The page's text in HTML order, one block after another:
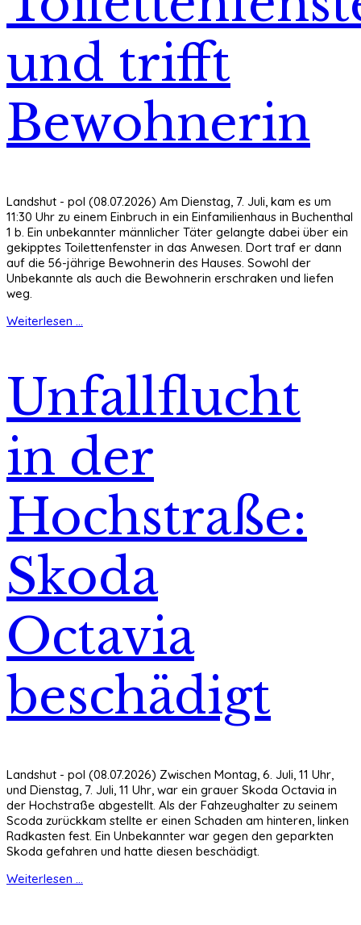
und trifft
Bewohnerin
Landshut - pol (08.07.2026) Am Dienstag, 7. Juli, kam es um
11:30 Uhr zu einem Einbruch in ein Einfamilienhaus in Buchenthal
1 b. Ein unbekannter männlicher Täter gelangte dabei über ein
gekipptes Toilettenfenster in das Anwesen. Dort traf er dann
auf die 56-jährige Bewohnerin des Hauses. Sowohl der
Unbekannte als auch die Bewohnerin erschraken und liefen
weg.
Weiterlesen ...
Unfallflucht
in der
Hochstraße:
Skoda
Octavia
beschädigt
Landshut - pol (08.07.2026) Zwischen Montag, 6. Juli, 11 Uhr,
und Dienstag, 7. Juli, 11 Uhr, war ein grauer Skoda Octavia in
der Hochstraße abgestellt. Als der Fahzeughalter zu seinem
Scoda zurückkam stellte er einen Schaden am hinteren, linken
Radkasten fest. Ein Unbekannter war gegen den geparkten
Skoda gefahren und hatte diesen beschädigt.
Weiterlesen ...